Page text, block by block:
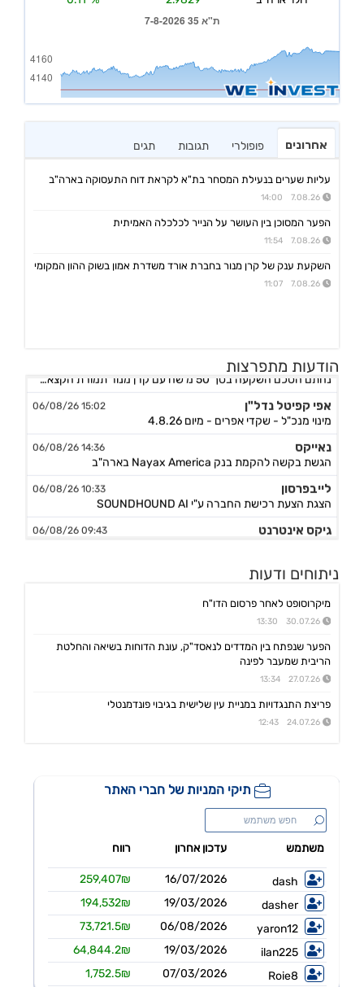
אחרונים פופולרי תגובות תגים
עליות שערים בנעילת המסחר בת"א לקראת דוח התעסוקה בארה"ב
7.08.26 14:00
הפער המסוכן בין העושר על הנייר לכלכלה האמיתית
7.08.26 11:54
השקעת ענק של קרן מנור בחברת אורד משדרת אמון בשוק ההון המקומי
7.08.26 11:07
הודעות מתפרצות
אפי קפיטל נדל"ן
מינוי מנכ"ל - שקדי אפרים - מיום 4.8.26
נאייקס
הגשת בקשה להקמת בנק Nayax America בארה"ב
לייבפרסון
הצגת הצעת רכישת החברה ע"י SOUNDHOUND AI
גיקס אינטרנט
קבלת אישור לרישום פטנט בדרום קוריאה לחברה הבת דליברז בתחום ניווט מתקדם לרכבים ורובוטים
ג'ין טכנולוגיות
הסכם רישיון ושירותי פיתוח עם תאגיד בנקאי בישראל,פרטים
גולף 08:40 06/08/26
מצגת שוק ההון - דוח רבעון שני 2026
קיסטון אינפרא
סוגת
יעקב פיננסים
מצגת משקיעים רבעון שני לשנת 2026
אינפליי
התקשרות בהסכם לרכישת חברת נפט וגז תמורת 54.25מ'$
פינרג'י 14:29 05/08/26
תאת טכנולוגיות 14:17 05/08/26
6K -מצגת משקיעים - אוגוסט 2026
אנשי העיר,רוטשטיין 12:43 05/08/26
ניתוחים ודעות
מיקרוסופט לאחר פרסום הדו"ח
30.07.26 13:30
הפער שנפתח בין המדדים לנאסד"ק, עונת הדוחות בשיאה והחלטת
הריבית שמעבר לפינה
27.07.26 13:34
פריצת התנגדויות במניית עין שלישית בגיבוי פונדמנטלי
24.07.26 12:43